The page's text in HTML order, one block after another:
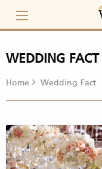
content
WEDDING FACT
Home Wedding Fact